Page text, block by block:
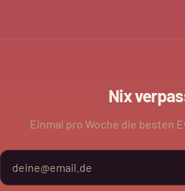
Nix
Einmal pro Woche die besten